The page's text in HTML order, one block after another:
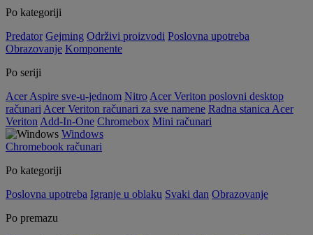
Po kategoriji
Predator Gejming Održivi proizvodi Poslovna upotreba
Obrazovanje Komponente
Po seriji
Acer Aspire sve-u-jednom Nitro Acer Veriton poslovni desktop
računari Acer Veriton računari za sve namene Radna stanica Acer
Veriton Add-In-One Chromebox Mini računari
Windows
Chromebook računari
Po kategoriji
Poslovna upotreba Igranje u oblaku Svaki dan Obrazovanje
Po premazu